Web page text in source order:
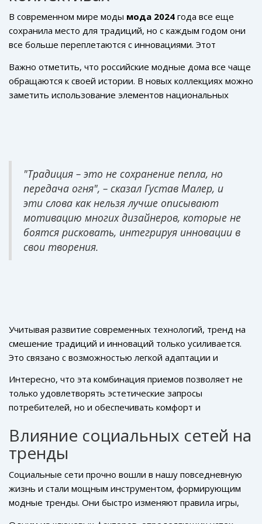
В современном мире моды мода 2024 года все еще
сохранила место для традиций, но с каждым годом они
все больше переплетаются с инновациями. Этот
дизайнеры вдохновляются наследием, но стараются
внедрить новые технологии и материалы. Возьмем, к
примеру, бренд, который создаёт обувь, сочетающую
Важно отметить, что российские модные дома все чаще
обращаются к своей истории. В новых коллекциях можно
заметить использование элементов национальных
качества, которые соответствуют современным
запросам рынка. Например, использование технологий
3D-печати позволяет воссоздавать паттерны, ранее
невозможные для реализации.
"Традиция – это не сохранение пепла, но
передача огня", – сказал Густав Малер, и
эти слова как нельзя лучше описывают
мотивацию многих дизайнеров, которые не
боятся рисковать, интегрируя инновации в
свои творения.
Учитывая развитие современных технологий, тренд на
смешение традиций и инноваций только усиливается.
Это связано с возможностью легкой адаптации и
покупателей. Дизайнеру больше не нужно выбирать
между привычным и новым – они могут идти рука об
руку, создавая уникальные цветовые решения и
палитры, улучшенные за счет современных пигментов и
красителей. Например, в коллекциях известных
российских модельеров используются натуральные
красители в сочетании с искусственно созданными
светящимися элементами.
Интересно, что эта комбинация приемов позволяет не
только удовлетворять эстетические запросы
потребителей, но и обеспечивать комфорт и
традиционных народов переходит не только видимая
часть культурного наследия, но и практическая польза:
теплосберегающие свойства тканей, удобство и долгий
срок службы. Таким образом, смешение традиций и
инноваций открывает новые возможности и
перспективы для тех, кто стремится к созданию моды,
служащей на благо людей и планеты.
Влияние социальных сетей на
тренды
Социальные сети прочно вошли в нашу повседневную
жизнь и стали мощным инструментом, формирующим
модные тренды. Они быстро изменяют правила игры,